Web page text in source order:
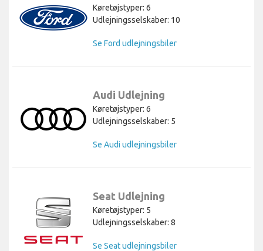
Køretøjstyper: 6
Udlejningsselskaber: 10
Se Ford udlejningsbiler
Audi Udlejning
Køretøjstyper: 6
Udlejningsselskaber: 5
Se Audi udlejningsbiler
Seat Udlejning
Køretøjstyper: 5
Udlejningsselskaber: 8
Se Seat udlejningsbiler